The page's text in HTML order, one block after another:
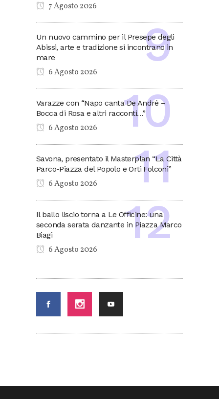
7 Agosto 2026
Un nuovo cammino per il Presepe degli
Abissi, arte e tradizione si incontrano in
mare
6 Agosto 2026
Varazze con “Napo canta De André –
Bocca di Rosa e altri racconti…”
6 Agosto 2026
Savona, presentato il Masterplan “La Città
Parco-Piazza del Popolo e Orti Folconi”
6 Agosto 2026
Il ballo liscio torna a Le Officine: una
seconda serata danzante in Piazza Marco
Biagi
6 Agosto 2026